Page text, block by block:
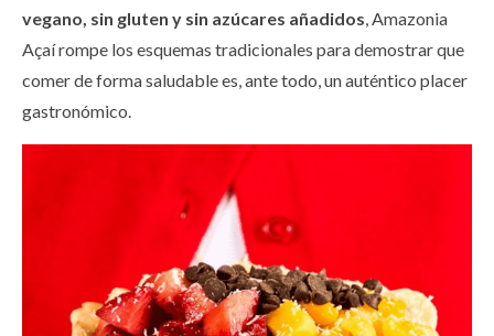
vegano, sin gluten y sin azúcares añadidos, Amazonia
Açaí rompe los esquemas tradicionales para demostrar que
comer de forma saludable es, ante todo, un auténtico placer
gastronómico.